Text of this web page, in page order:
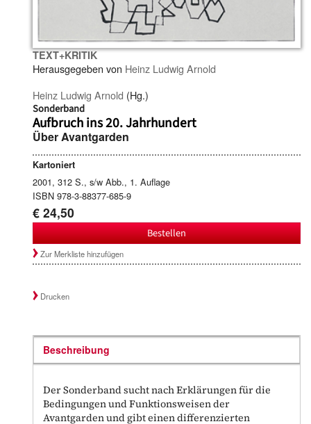
TEXT+KRITIK
Herausgegeben von Heinz Ludwig Arnold
Heinz Ludwig Arnold (Hg.)
Sonderband
Aufbruch ins 20. Jahrhundert
Über Avantgarden
Kartoniert
2001, 312 S., s/w Abb., 1. Auflage
ISBN 978-3-88377-685-9
€ 24,50
Bestellen
Zur Merkliste hinzufügen
Drucken
Beschreibung
Der Sonderband sucht nach Erklärungen für die
Bedingungen und Funktionsweisen der
Avantgarden und gibt einen differenzierten